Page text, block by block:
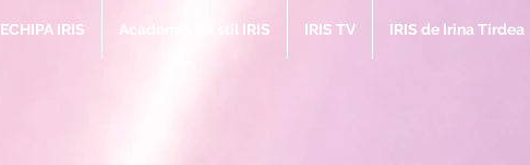
ECHIPA IRIS Academia de stil IRIS IRIS TV IRIS de Irina Tirdea